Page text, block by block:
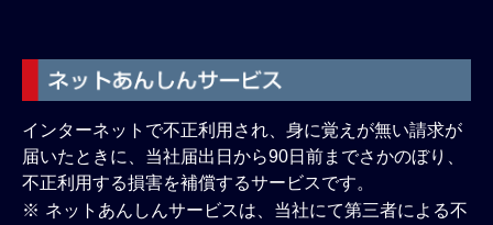
インターネットで不正利用され、身に覚えが無い請求が
届いたときに、当社届出日から90日前までさかのぼり、
不正利用する損害を補償するサービスです。
※ ネットあんしんサービスは、当社にて第三者による不